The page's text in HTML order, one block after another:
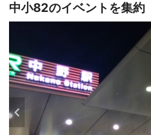
中小82のイベントを集約